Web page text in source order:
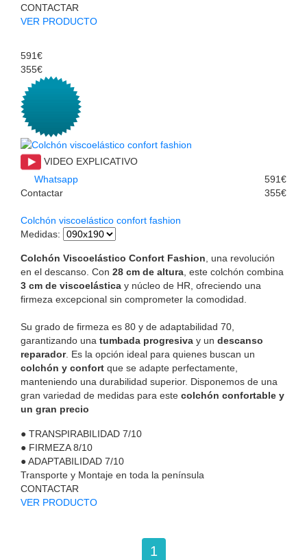
CONTACTAR
VER PRODUCTO
591€
355€
VIDEO EXPLICATIVO
Whatsapp
Contactar
591€
355€
Colchón viscoelástico confort fashion
Medidas:
Colchón Viscoelástico Confort Fashion , una revolución
en el descanso. Con 28 cm de altura , este colchón combina
3 cm de viscoelástica y núcleo de HR, ofreciendo una
firmeza excepcional sin comprometer la comodidad.
Su grado de firmeza es 80 y de adaptabilidad 70,
garantizando una tumbada progresiva y un descanso
reparador. Es la opción ideal para quienes buscan un
colchón y confort que se adapte perfectamente,
manteniendo una durabilidad superior. Disponemos de una
gran variedad de medidas para este colchón confortable y
un gran precio
● TRANSPIRABILIDAD 7/10
● FIRMEZA 8/10
●ADAPTABILIDAD 7/10
Transporte y Montaje en toda la península
CONTACTAR
VER PRODUCTO
1